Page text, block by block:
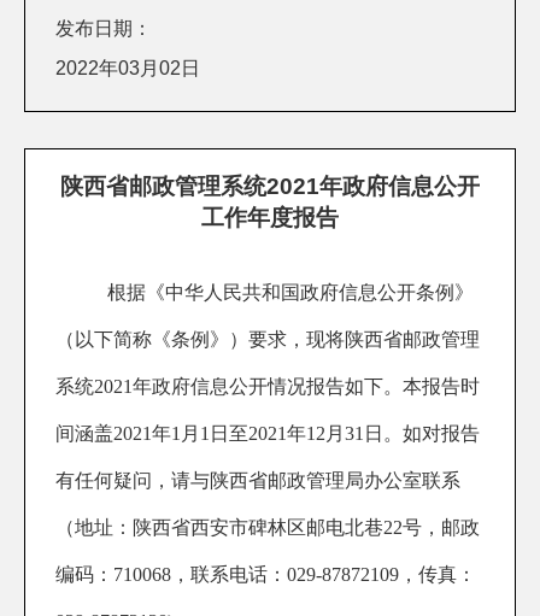
发布日期：
2022年03月02日
陕西省邮政管理系统2021年政府信息公开
工作年度报告
根据《中华人民共和国政府信息公开条例》
（以下简称《条例》）要求，现将陕西省邮政管理
系统2021年政府信息公开情况报告如下。本报告时
间涵盖2021年1月1日至2021年12月31日。如对报告
有任何疑问，请与陕西省邮政管理局办公室联系
（地址：陕西省西安市碑林区邮电北巷22号，邮政
编码：710068，联系电话：029-87872109，传真：